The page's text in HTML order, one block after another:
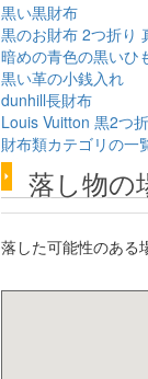
黒い黒財布
黒のお財布 2つ折り
暗めの青色の黒いひ
黒い革の小銭入れ
dunhill長財布
Louis Vuitton 黒2つ
財布類カテゴリの一
落し物の
落した可能性のある